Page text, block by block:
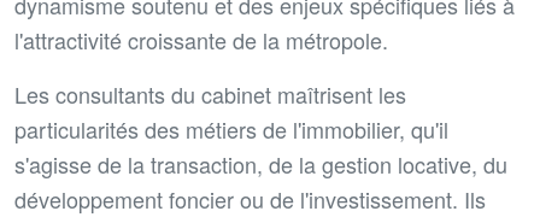
l'attractivité croissante de la métropole.
Les consultants du cabinet maîtrisent les
particularités des métiers de l'immobilier, qu'il
s'agisse de la transaction, de la gestion locative, du
développement foncier ou de l'investissement. Ils